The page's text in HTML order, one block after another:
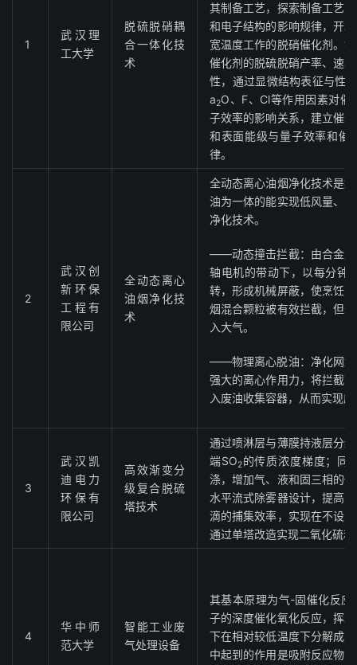
1
武汉理
工大学
脱硫脱硝耦
合一体化技
术
其制备工艺，探索制备工艺
和电子结构的影响规律，开
宽温度工作的脱硝催化剂。
催化剂的脱硫脱硝产率、速
性，通过显微结构表征与性
a2O、F、Cl等作用因素对
子效率的影响关系，建立催
和表面能级与量子效率和催
律。
2
武汉创
新环保
工程有
限公司
全动态离心
油烟净化技
术
全动态离心油烟净化技术是
油为一体的能实现低风量、
净化技术。
——动态撞击拦截：由合金丝
轴电机的带动下，以每分钟
转，形成机械屏蔽，使烹饪
烟混合颗粒被有效拦截，但
入大气。
——物理离心脱油：净化网盘
强大的离心作用力，将拦截
入废油收集容器，从而实现
3
武汉凯
迪电力
环保有
限公司
高效渐变分
级复合脱硫
塔技术
通过喷淋层与薄膜持液层分
端SO2的传质浓度梯度；同
涤，增加气、液和固三相的
水平流式除雾器设计，提高
滴的捕集效率，实现在不设
通过单塔改造实现二氧化硫
4
华中师
范大学
智能工业废
气处理设备
其基本原理为气-固催化反
子的深度催化氧化反应，挥
下在相对较低温度下分解成
中起到的作用是吸附反应物